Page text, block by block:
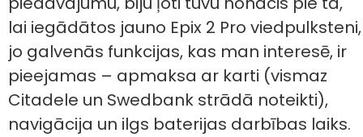
lai iegādātos jauno Epix 2 Pro viedpulksteni,
jo galvenās funkcijas, kas man interesē, ir
pieejamas – apmaksa ar karti (vismaz
Citadele un Swedbank strādā noteikti),
navigācija un ilgs baterijas darbības laiks.